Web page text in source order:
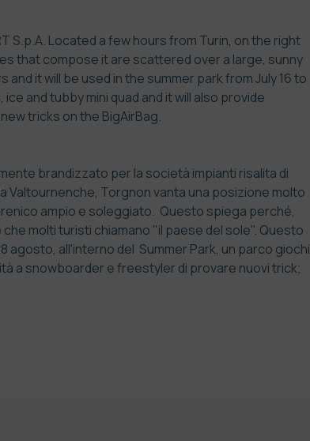
S.p.A. Located a few hours from Turin, on the right
that compose it are scattered over a large, sunny
it will be used in the summer park from July 16 to
and tubby mini quad and it will also provide
tricks on the BigAirBag.
brandizzato per la società impianti risalita di
Valtournenche, Torgnon vanta una posizione molto
ampio e soleggiato. Questo spiega perché,
molti turisti chiamano "il paese del sole". Questo
agosto, all'interno del Summer Park, un parco giochi
a snowboarder e freestyler di provare nuovi trick;